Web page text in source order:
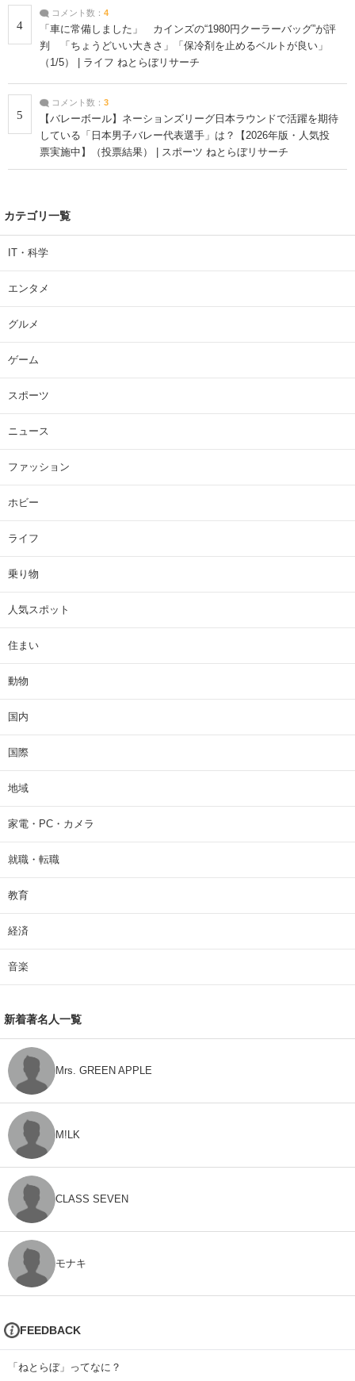
4
コメント数： 4
「車に常備しました」 カインズの“1980円クーラーバッグ”が評
判 「ちょうどいい大きさ」「保冷剤を止めるベルトが良い」
（1/5） | ライフ ねとらぼリサーチ
5
コメント数： 3
【バレーボール】ネーションズリーグ日本ラウンドで活躍を期待
している「日本男子バレー代表選手」は？【2026年版・人気投
票実施中】（投票結果） | スポーツ ねとらぼリサーチ
カテゴリ一覧
IT・科学
エンタメ
グルメ
ゲーム
スポーツ
ニュース
ファッション
ホビー
ライフ
乗り物
人気スポット
住まい
動物
国内
国際
地域
家電・PC・カメラ
就職・転職
教育
経済
音楽
新着著名人一覧
Mrs. GREEN APPLE
M!LK
CLASS SEVEN
モナキ
FEEDBACK
「ねとらぼ」ってなに？